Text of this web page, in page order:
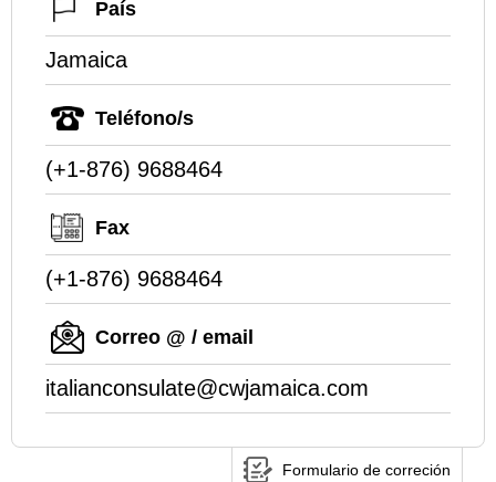
País
Jamaica
Teléfono/s
(+1-876) 9688464
Fax
(+1-876) 9688464
Correo @ / email
italianconsulate@cwjamaica.com
Formulario de correción